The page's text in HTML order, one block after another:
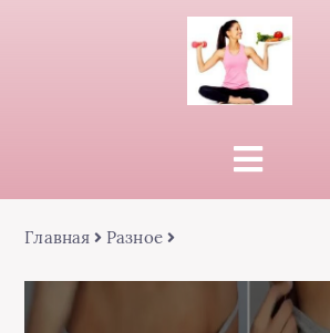
Главная Разное